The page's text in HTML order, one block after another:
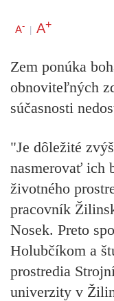
A- | A+
Zem ponúka
obnoviteľných
súčasnosti
"Je dôležité
nasmerovať ich
životného
pracovník
Nosek. Preto
Holubčíkom a
prostredia
univerzity v